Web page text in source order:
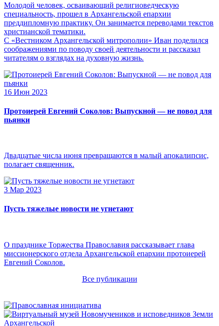
Молодой человек, осваивающий религиоведческую
специальность, прошел в Архангельской епархии
преддипломную практику. Он занимается переводами текстов
христианской тематики.
С «Вестником Архангельской митрополии» Иван поделился
соображениями по поводу своей деятельности и рассказал
читателям о взглядах на духовную жизнь.
16 Июн 2023
Протоиерей Евгений Соколов: Выпускной — не повод для
пьянки
Двадцатые числа июня превращаются в малый апокалипсис,
полагает священник.
3 Мар 2023
Пусть тяжелые новости не угнетают
О празднике Торжества Православия рассказывает глава
миссионерского отдела Архангельской епархии протоиерей
Евгений Соколов.
Все публикации